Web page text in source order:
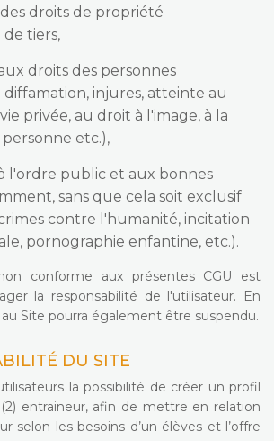
droits de propriété
tiers,
droits des personnes
injures, atteinte au
privée, au droit à l'image, à la
etc.),
l'ordre public et aux bonnes
sans que cela soit exclusif
contre l'humanité, incitation
pornographie enfantine, etc.).
conforme aux présentes CGU est
la responsabilité de l'utilisateur. En
Site pourra également être suspendu.
DU SITE
la possibilité de créer un profil
entraineur, afin de mettre en relation
selon les besoins d’un élèves et l’offre